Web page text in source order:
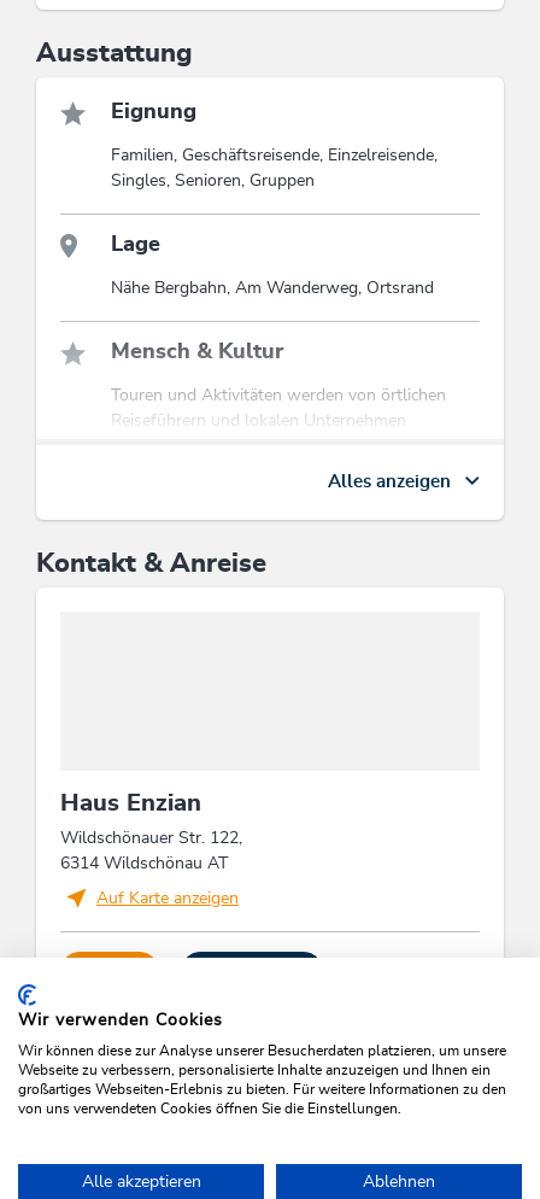
2 Familienzimmer in verschiedenen Größen die platz
Nur wenige Schritte entfernt erwartet Sie der
kostenfreie Ski und Wanderbus, der Sie zu nahe
gelegenen Pisten und Wanderwege bringt, die nur 100
Meter vom Haus entfernt enden.
Kostenlose Parkplätze stehen zur Verfügung.
Haus Enzian.
Diese Unterkunft ist Mitglied von
Wildschönau Card
Wanderbus, Freischwimmbad, geführte
Wanderungen etc.
Ausstattung
Eignung
Familien, Geschäftsreisende, Einzelreisende,
Singles, Senioren, Gruppen
Lage
Nähe Bergbahn, Am Wanderweg, Ortsrand
Mensch & Kultur
Touren und Aktivitäten werden von örtlichen
Reiseführern und lokalen Unternehmen
Fachkräfte- und Stammpersonal-Bindung,
Zulieferer ausschließlich, Zahlung fairer Löhne
wassersparenden Armaturen (z.B. intelligente
Duschen, Duschköpfe mit geringem Durchfluss)
Fremdsprachen
Verpflegung
Hausmannskost, Internationale Küche, Frühstück
zubuchbar, Halbpension auf Anfrage,
Frühstücksbuffet
Einrichtungen Betrieb
Alles anzeigen
Kontakt & Anreise
Haus Enzian
Wildschönauer Str. 122,
6314 Wildschönau AT
Auf Karte anzeigen
Wir verwenden Cookies
Wir können diese zur Analyse unserer Besucherdaten platzieren, um unsere
Webseite zu verbessern, personalisierte Inhalte anzuzeigen und Ihnen ein
großartiges Webseiten-Erlebnis zu bieten. Für weitere Informationen zu den
von uns verwendeten Cookies öffnen Sie die Einstellungen.
Alle akzeptieren Ablehnen